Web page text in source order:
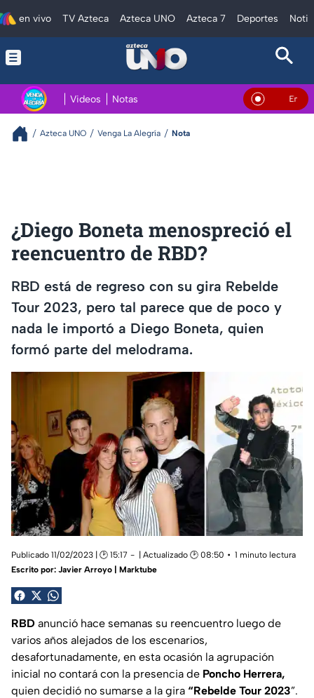
en vivo TV Azteca Azteca UNO Azteca 7 Deportes
Videos Notas En Vivo
Azteca UNO Venga La Alegría Nota
¿Diego Boneta menospreció el
reencuentro de RBD?
RBD está de regreso con su gira Rebelde
Tour 2023, pero tal parece que de poco y
nada le importó a Diego Boneta, quien
formó parte del melodrama.
Publicado 11/02/2023 | 🕑 15:17 | Actualizado 🕑 08:50
1 minuto lectura
Escrito por: Javier Arroyo | Marktube
RBD anunció hace semanas su reencuentro luego de
varios años alejados de los escenarios,
desafortunadamente, en esta ocasión la agrupación
inicial no contará con la presencia de Poncho Herrera,
quien decidió no sumarse a la gira “Rebelde Tour 2023”.